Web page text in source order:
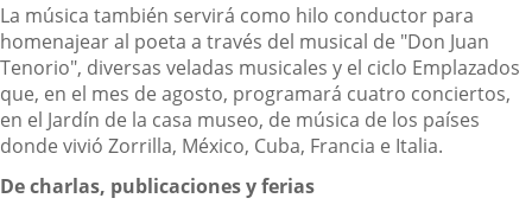
La música también servirá como hilo conductor para
homenajear al poeta a través del musical de "Don Juan
Tenorio", diversas veladas musicales y el ciclo Emplazados
que, en el mes de agosto, programará cuatro conciertos,
en el Jardín de la casa museo, de música de los países
donde vivió Zorrilla, México, Cuba, Francia e Italia.
De charlas, publicaciones y ferias